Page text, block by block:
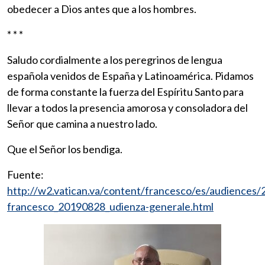
obedecer a Dios antes que a los hombres.
* * *
Saludo cordialmente a los peregrinos de lengua
española venidos de España y Latinoamérica. Pidamos
de forma constante la fuerza del Espíritu Santo para
llevar a todos la presencia amorosa y consoladora del
Señor que camina a nuestro lado.
Que el Señor los bendiga.
Fuente:
http://w2.vatican.va/content/francesco/es/audiences/
francesco_20190828_udienza-generale.html